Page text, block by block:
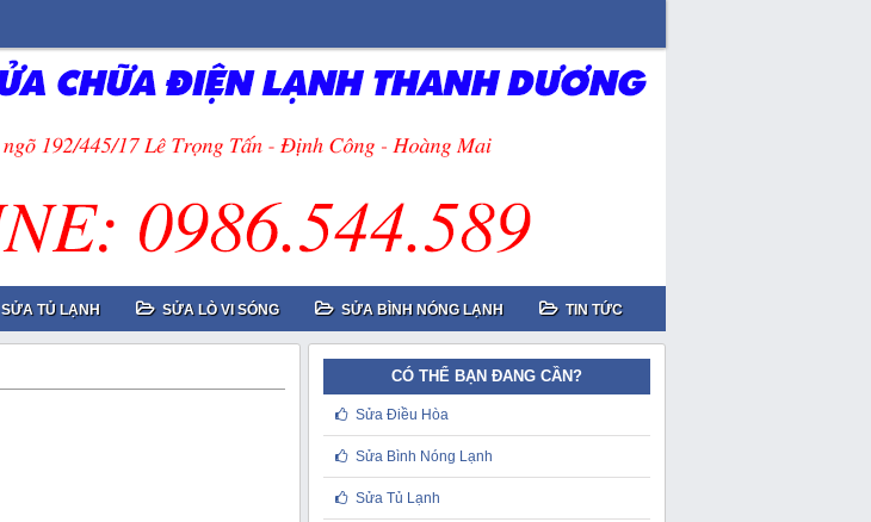
SỬA TỦ LẠNH SỬA LÒ VI SÓNG SỬA BÌNH NÓNG LẠNH TIN TỨC
CÓ THỂ BẠN ĐANG CẦN?
Sửa Điều Hòa
Sửa Bình Nóng Lạnh
Sửa Tủ Lạnh